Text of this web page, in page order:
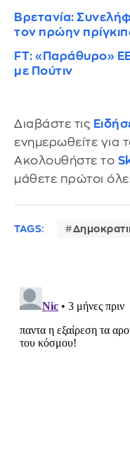
Βρετανία:
τον πρώην
FT: «Παράθυρο» ΕΕ
με Πούτιν
Διαβάστε τις
ενημερωθείτε για
Ακολουθήστε το
μάθετε πρώτοι
TAGS: